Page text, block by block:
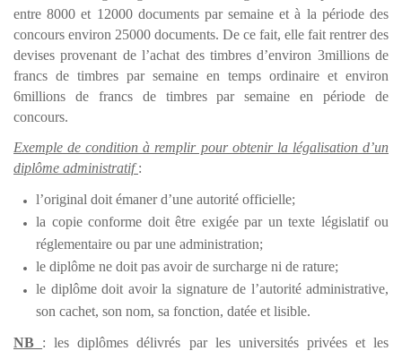
entre 8000 et 12000 documents par semaine et à la période des
concours environ 25000 documents. De ce fait, elle fait rentrer des
devises provenant de l’achat des timbres d’environ 3millions de
francs de timbres par semaine en temps ordinaire et environ
6millions de francs de timbres par semaine en période de
concours.
Exemple de condition à remplir pour obtenir la légalisation d’un
diplôme administratif:
l’original doit émaner d’une autorité officielle;
la copie conforme doit être exigée par un texte législatif ou
réglementaire ou par une administration;
le diplôme ne doit pas avoir de surcharge ni de rature;
le diplôme doit avoir la signature de l’autorité administrative,
son cachet, son nom, sa fonction, datée et lisible.
NB : les diplômes délivrés par les universités privées et les